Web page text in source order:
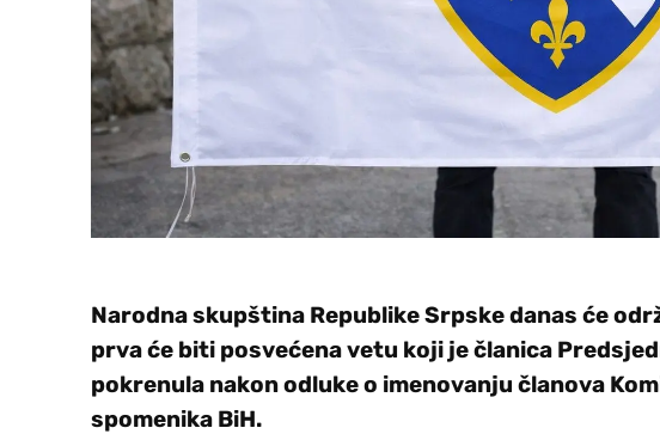
Narodna skupština Republike Srpske danas će
prva će biti posvećena vetu koji je članica
pokrenula nakon odluke o imenovanju članova
spomenika BiH.